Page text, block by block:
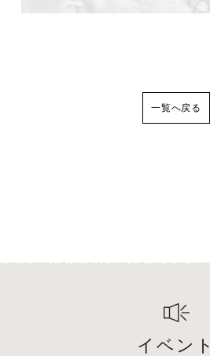
一覧へ戻る
イベント